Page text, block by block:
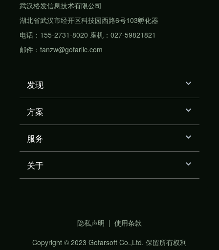
武汉格发信息技术有限公司
湖北省武汉市经开区科技园西路6号103孵化器
电话：155-2731-8020 座机：027-59821821
邮件：tanzw@gofarlic.com
发现
方案
服务
关于
隐私声明 | 使用条款
Copyright © 2023 Gofarsoft Co.,Ltd. 保留所有权利